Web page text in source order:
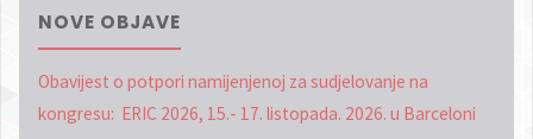
NOVE OBJAVE
Obavijest o potpori namijenjenoj za sudjelovanje na
kongresu: ERIC 2026, 15.- 17. listopada. 2026. u Barceloni